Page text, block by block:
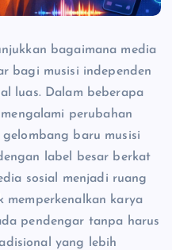
bagaimana media
bagi musisi independen
luas. Dalam beberapa
perubahan
baru musisi
label besar berkat
sosial menjadi ruang
memperkenalkan karya
pendengar tanpa harus
yang lebih